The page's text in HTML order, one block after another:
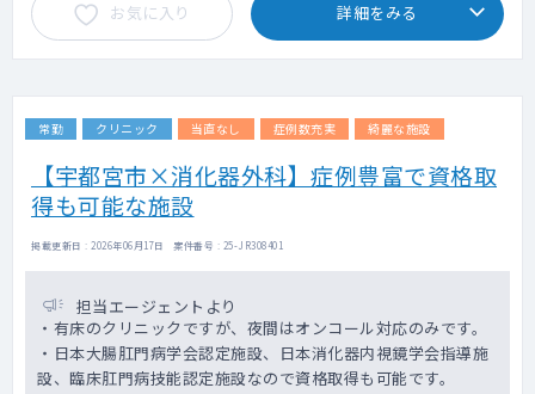
お気に入り 詳細をみる
常勤 クリニック 当直なし 症例数充実 綺麗な施設
【宇都宮市×消化器外科】症例豊富で資格取
得も可能な施設
掲載更新日 : 2026年06月17日 案件番号 : 25-JR308401
担当エージェントより
・有床のクリニックですが、夜間はオンコール対応のみです。
・日本大腸肛門病学会認定施設、日本消化器内視鏡学会指導施
設、臨床肛門病技能認定施設なので資格取得も可能です。